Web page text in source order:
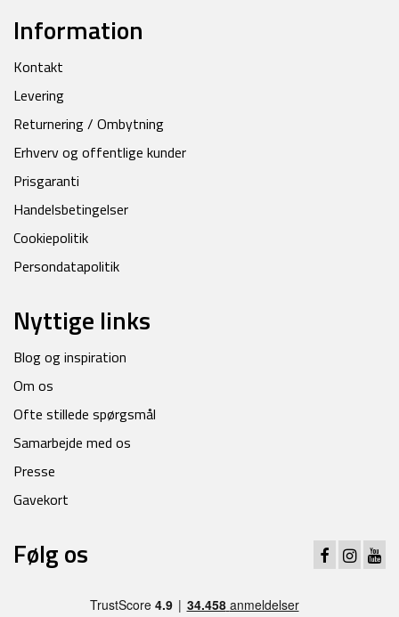
Information
Kontakt
Levering
Returnering / Ombytning
Erhverv og offentlige kunder
Prisgaranti
Handelsbetingelser
Cookiepolitik
Persondatapolitik
Nyttige links
Blog og inspiration
Om os
Ofte stillede spørgsmål
Samarbejde med os
Presse
Gavekort
Følg os